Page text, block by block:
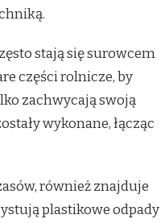
stają się surowcem
części rolnicze, by
zachwycają swoją
wykonane, łącząc
również znajduje
plastikowe odpady